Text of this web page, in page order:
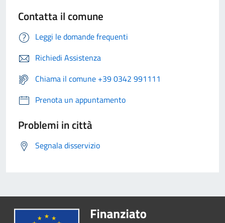
Contatta il comune
Leggi le domande frequenti
Richiedi Assistenza
Chiama il comune +39 0342 991111
Prenota un appuntamento
Problemi in città
Segnala disservizio